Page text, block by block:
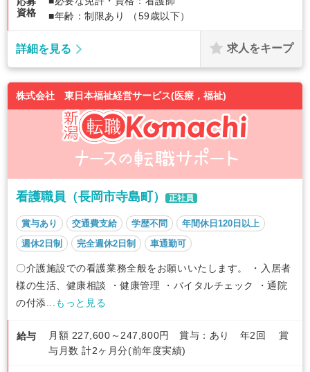
資格
■年齢：制限あり （59歳以下）
詳細を見る 求人をキープ
株式会社 東日本福祉経営サービス(医療，福祉)
看護職員（長岡市寺島町） 正社員
賞与あり 交通費支給 学歴不問
年間休日120日以上
週休2日制
完全週休2日制 車通勤可
〇介護施設での看護業務全般をお願いいたします。 ・入居者
様の生活、健康相談 ・健康管理 ・バイタルチェック ・通院
の付添...
もっと見る
給与
月額 227,600～247,800円 賞与：あり 年2回 賞
与月数 計2ヶ月分(前年度実績)